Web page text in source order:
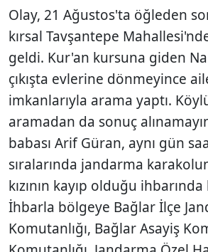
Olay, 21 Ağustos'ta öğleden
kırsal Tavşantepe
geldi. Kur'an kursuna giden
çıkışta evlerine dönmeyince
imkanlarıyla arama yaptı.
aramadan da sonuç
babası Arif Güran, aynı gün
sıralarında jandarma
kızının kayıp olduğu
İhbarla bölgeye Bağlar İlçe
Komutanlığı, Bağlar Asayiş